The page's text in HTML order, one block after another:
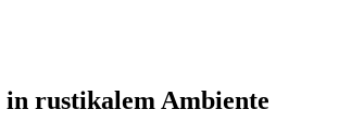
in rustikalem Ambiente